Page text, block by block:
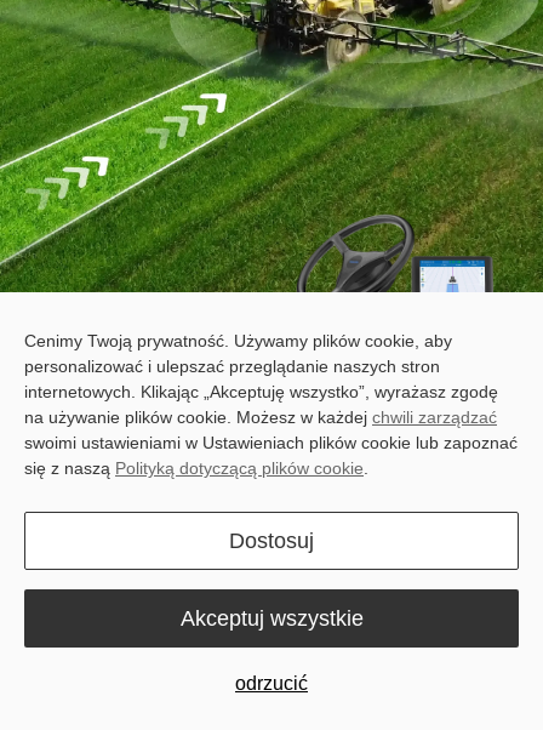
Nadeszła nowa generacja
automatycznego prowadzenia.
Bazując na dziedzictwie modelu F100, system automatycznego
prowadzenia Sveaverken F200 wprowadza pełną modernizację
sprzętu, zaprojektowaną z myślą o zmieniających się potrzebach
nowoczesnego rolnictwa. Dzięki zaawansowanemu planowaniu
kompatybilności z osprzętem ISOBUS oraz mapami dawek od
firm trzecich, stanowi idealny punkt wyjścia do integracji
maksymalizuj plony i obserwuj rozwój swojej farmy.
Cenimy Twoją prywatność. Używamy plików cookie, aby
personalizować i ulepszać przeglądanie naszych stron
internetowych. Klikając „Akceptuję wszystko”, wyrażasz zgodę
na używanie plików cookie. Możesz w każdej chwili zarządzać
swoimi ustawieniami w Ustawieniach plików cookie lub zapoznać
się z naszą Polityką dotyczącą plików cookie
Dostosuj
odrzucić
Akceptuj wszystkie